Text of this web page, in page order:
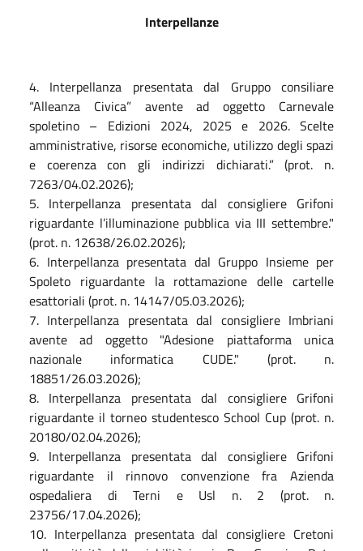
Interpellanze
4. Interpellanza presentata dal Gruppo consiliare
“Alleanza Civica” avente ad oggetto Carnevale
spoletino – Edizioni 2024, 2025 e 2026. Scelte
amministrative, risorse economiche, utilizzo degli spazi
e coerenza con gli indirizzi dichiarati.” (prot. n.
7263/04.02.2026);
5. Interpellanza presentata dal consigliere Grifoni
riguardante l’illuminazione pubblica via III settembre."
(prot. n. 12638/26.02.2026);
6. Interpellanza presentata dal Gruppo Insieme per
Spoleto riguardante la rottamazione delle cartelle
esattoriali (prot. n. 14147/05.03.2026);
7. Interpellanza presentata dal consigliere Imbriani
avente ad oggetto "Adesione piattaforma unica
nazionale informatica CUDE." (prot. n.
18851/26.03.2026);
8. Interpellanza presentata dal consigliere Grifoni
riguardante il torneo studentesco School Cup (prot. n.
20180/02.04.2026);
9. Interpellanza presentata dal consigliere Grifoni
riguardante il rinnovo convenzione fra Azienda
ospedaliera di Terni e Usl n. 2 (prot. n.
23756/17.04.2026);
10. Interpellanza presentata dal consigliere Cretoni